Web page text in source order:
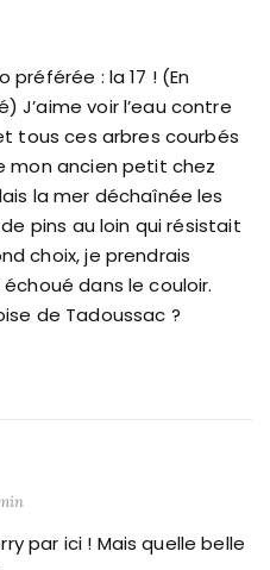
: la 17 ! (En
J’aime voir l’eau contre
tous ces arbres courbés
mon ancien petit chez
la mer déchaînée les
pins au loin qui résistait
choix, je prendrais
dans le couloir.
de Tadoussac ?
par ici ! Mais quelle belle